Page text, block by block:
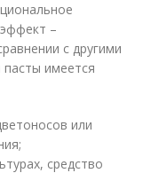
–
с другими
имеется
или
средство